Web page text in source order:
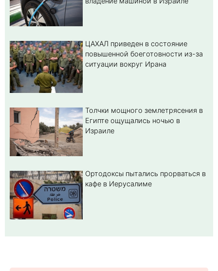
ЦАХАЛ приведен в состояние
повышенной боеготовности из-за
ситуации вокруг Ирана
Толчки мощного землетрясения в
Египте ощущались ночью в
Израиле
Ортодоксы пытались прорваться в
кафе в Иерусалиме